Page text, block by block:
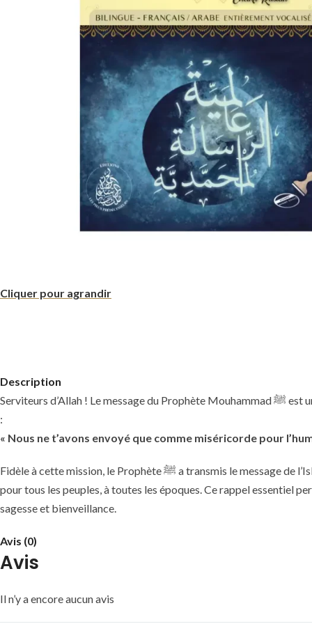
Cliquer pour agrandir
Description
Serviteurs d’Allah ! Le message du Prophète Mouhammad ﷺ est un message universel, adressé à toute l’humanité, sans distinction de race, de rang social ou de croyance. Allah ﷻ dit
:
« Nous ne t’avons envoyé que comme miséricorde pour
Fidèle à cette mission, le Prophète ﷺ a transmis le message de l’Islam de manière équitable, sans favoritisme ni discrimination. Il incarnait la justice, la compassion et la miséricorde
pour tous les peuples, à toutes les époques. Ce rappel essentiel
sagesse et bienveillance.
Avis (0)
Avis
Il n’y a encore aucun avis